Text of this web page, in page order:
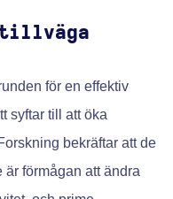
för en effektiv
syftar till att öka
bekräftar att de
förmågan att ändra